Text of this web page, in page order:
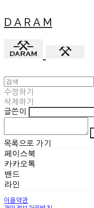
D A R A M
수정하기
삭제하기
글쓴이
목록으로 가기
페이스북
카카오톡
밴드
라인
이용약관